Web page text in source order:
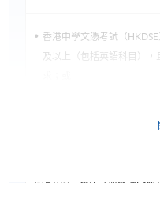
香港中學文憑考試（
及以上（包括英語科目），
副學士或文憑持有者；或同
必須在第一學年註冊修讀L4級